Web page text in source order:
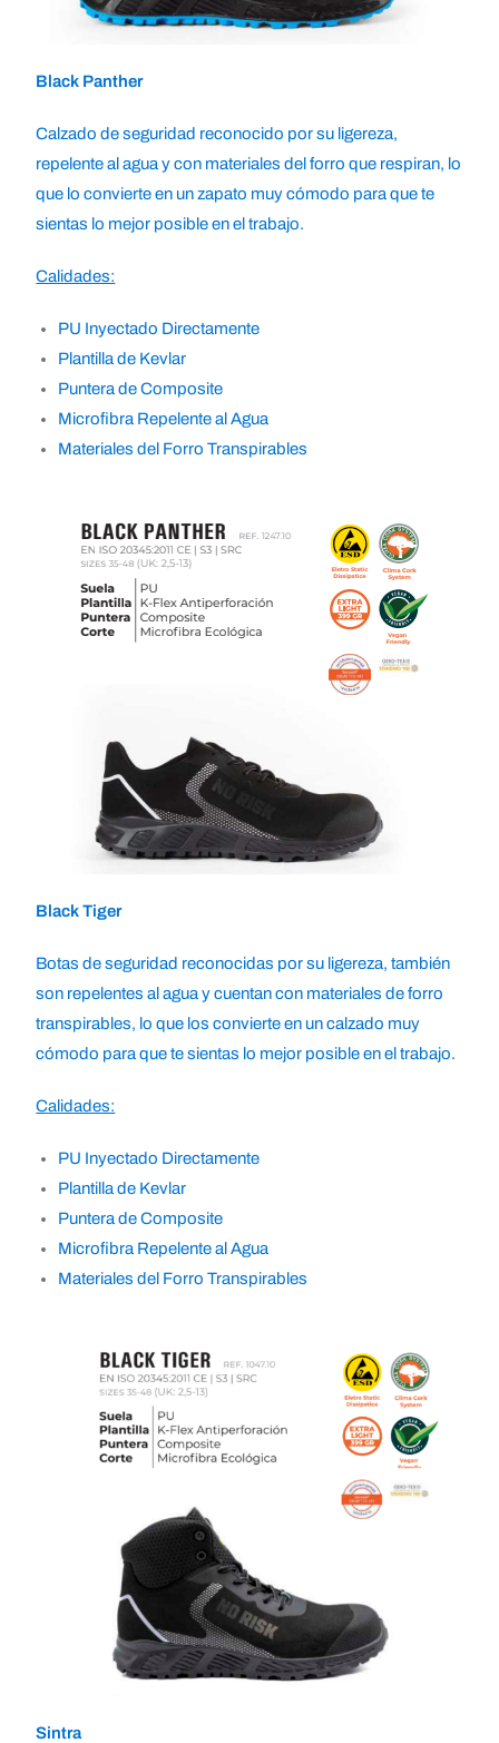
Black Panther
Calzado de seguridad reconocido por su ligereza,
repelente al agua y con materiales del forro que respiran, lo
que lo convierte en un zapato muy cómodo para que te
sientas lo mejor posible en el trabajo.
Calidades:
PU Inyectado Directamente
Plantilla de Kevlar
Puntera de Composite
Microfibra Repelente al Agua
Materiales del Forro Transpirables
Black Tiger
Botas de seguridad reconocidas por su ligereza, también
son repelentes al agua y cuentan con materiales de forro
transpirables, lo que los convierte en un calzado muy
cómodo para que te sientas lo mejor posible en el trabajo.
Calidades:
PU Inyectado Directamente
Plantilla de Kevlar
Puntera de Composite
Microfibra Repelente al Agua
Materiales del Forro Transpirables
Sintra